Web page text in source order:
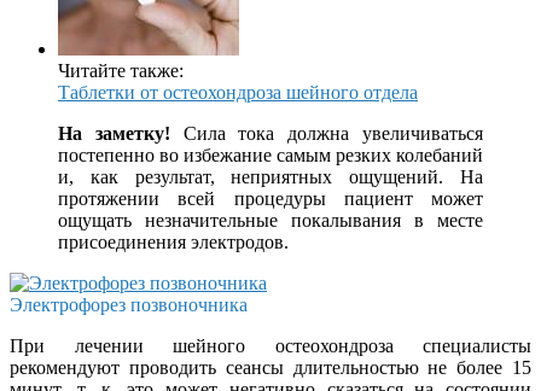
Читайте также:
Таблетки от остеохондроза шейного отдела
На заметку! Сила тока должна увеличиваться
постепенно во избежание самым резких колебаний
и, как результат, неприятных ощущений. На
протяжении всей процедуры пациент может
ощущать незначительные покалывания в месте
присоединения электродов.
Электрофорез позвоночника
При лечении шейного остеохондроза специалисты
рекомендуют проводить сеансы длительностью не более 15